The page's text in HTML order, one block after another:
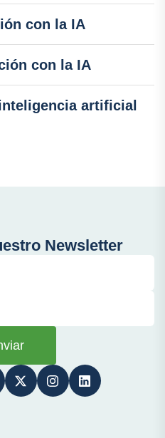
con la IA
con la IA
artificial
Newsletter